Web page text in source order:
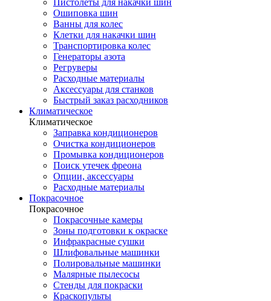
Пистолеты для накачки шин
Ошиповка шин
Ванны для колес
Клетки для накачки шин
Транспортировка колес
Генераторы азота
Регруверы
Расходные материалы
Аксессуары для станков
Быстрый заказ расходников
Климатическое
Климатическое
Заправка кондиционеров
Очистка кондиционеров
Промывка кондиционеров
Поиск утечек фреона
Опции, аксессуары
Расходные материалы
Покрасочное
Покрасочное
Покрасочные камеры
Зоны подготовки к окраске
Инфракрасные сушки
Шлифовальные машинки
Полировальные машинки
Малярные пылесосы
Стенды для покраски
Краскопульты